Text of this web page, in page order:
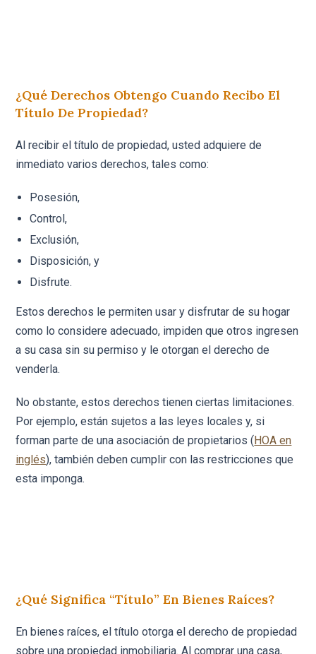
¿Qué Derechos Obtengo Cuando Recibo El
Título De Propiedad?
Al recibir el título de propiedad, usted adquiere de
inmediato varios derechos, tales como:
Posesión,
Control,
Exclusión,
Disposición, y
Disfrute.
Estos derechos le permiten usar y disfrutar de su hogar
como lo considere adecuado, impiden que otros ingresen
a su casa sin su permiso y le otorgan el derecho de
venderla.
No obstante, estos derechos tienen ciertas limitaciones.
Por ejemplo, están sujetos a las leyes locales y, si
forman parte de una asociación de propietarios ( HOA en
inglés), también deben cumplir con las restricciones que
esta imponga.
¿Qué Significa “título” En Bienes Raíces?
En bienes raíces, el título otorga el derecho de propiedad
sobre una propiedad inmobiliaria. Al comprar una casa,